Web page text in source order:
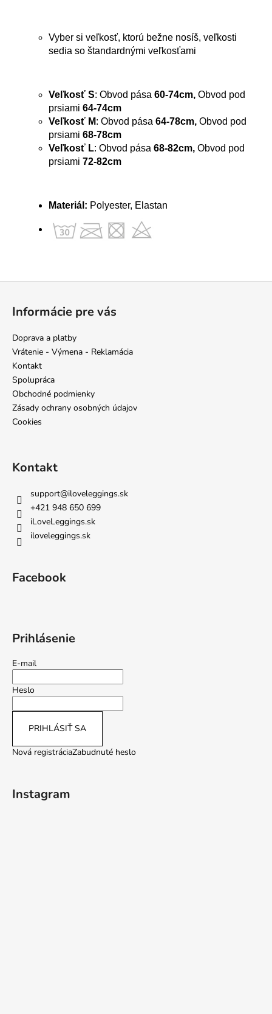
Vyber si veľkosť, ktorú bežne nosíš, veľkosti
sedia so štandardnými veľkosťami
Veľkosť S: Obvod pása 60-74cm, Obvod pod
prsiami 64-74cm
Veľkosť M: Obvod pása 64-78cm, Obvod pod
prsiami 68-78cm
Veľkosť L: Obvod pása 68-82cm, Obvod pod
prsiami 72-82cm
Materiál: Polyester, Elastan
Informácie pre vás
Doprava a platby
Vrátenie - Výmena - Reklamácia
Kontakt
Spolupráca
Obchodné podmienky
Zásady ochrany osobných údajov
Cookies
Kontakt
support@iloveleggings.sk
+421 948 650 699
iLoveLeggings.sk
iloveleggings.sk
Facebook
Prihlásenie
E-mail
Heslo
PRIHLÁSIŤ SA
Nová registráciaZabudnuté heslo
Instagram